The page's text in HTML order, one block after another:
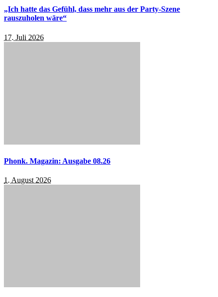
„Ich hatte das Gefühl, dass mehr aus der Party-Szene
rauszuholen wäre“
17. Juli 2026
Phonk. Magazin: Ausgabe 08.26
1. August 2026